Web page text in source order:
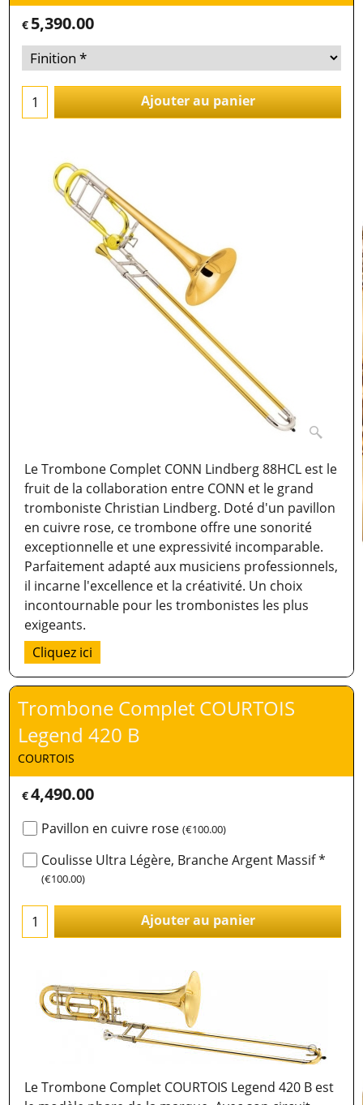
€ 5,390.00
Ajouter au panier
Le Trombone Complet CONN Lindberg 88HCL est le
fruit de la collaboration entre CONN et le grand
tromboniste Christian Lindberg. Doté d'un pavillon
en cuivre rose, ce trombone offre une sonorité
exceptionnelle et une expressivité incomparable.
Parfaitement adapté aux musiciens professionnels,
il incarne l'excellence et la créativité. Un choix
incontournable pour les trombonistes les plus
exigeants.
Cliquez ici
Trombone Complet COURTOIS
Legend 420 B
COURTOIS
€4,490.00
Pavillon en cuivre rose (€100.00)
Coulisse Ultra Légère, Branche Argent Massif*
(€100.00)
Ajouter au panier
Le Trombone Complet COURTOIS Legend 420 B est